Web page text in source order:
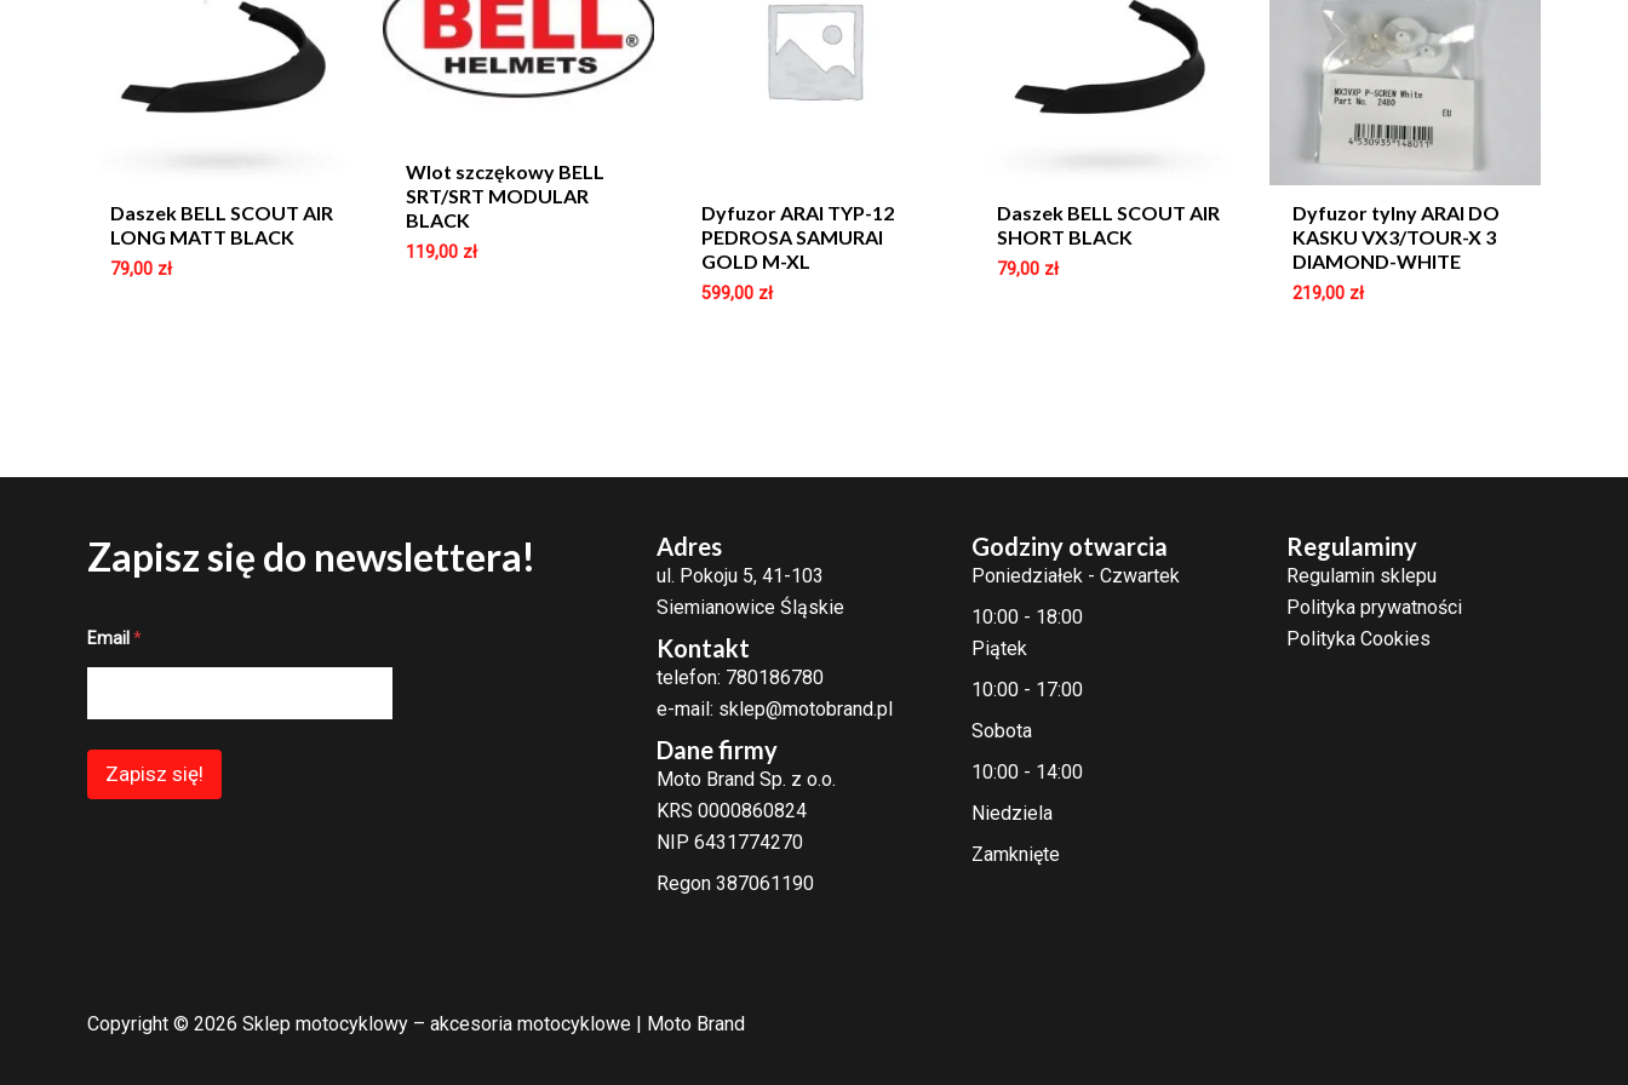
Daszek BELL SCOUT AIR
LONG MATT BLACK
79,00 zł
Wlot szczękowy BELL
SRT/SRT MODULAR
BLACK
119,00 zł
Dyfuzor ARAI TYP-12
PEDROSA SAMURAI
GOLD M-XL
599,00 zł
Daszek BELL SCOUT AIR
SHORT BLACK
79,00 zł
Dyfuzor tylny ARAI DO
KASKU VX3/TOUR-X 3
DIAMOND-WHITE
219,00 zł
Zapisz się do newslettera!
m
*
i
Email *
Zapisz się!
Adres
ul. Pokoju 5, 41-103
Siemianowice Śląskie
Kontakt
telefon: 780186780
e-mail: sklep@motobrand.pl
Dane firmy
Moto Brand Sp. z o.o.
KRS 0000860824
NIP 6431774270
Regon 387061190
Godziny otwarcia
Poniedziałek - Czwartek
10:00 - 18:00
Piątek
10:00 - 17:00
Sobota
10:00 - 14:00
Niedziela
Zamknięte
Regulaminy
Regulamin sklepu
Polityka prywatności
Polityka Cookies
Copyright © 2026 Sklep motocyklowy – akcesoria motocyklowe | Moto Brand